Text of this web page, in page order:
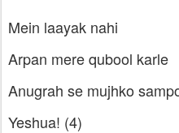
Mein laayak nahi
Arpan mere qubool karle
Anugrah se mujhko
Yeshua! (4)